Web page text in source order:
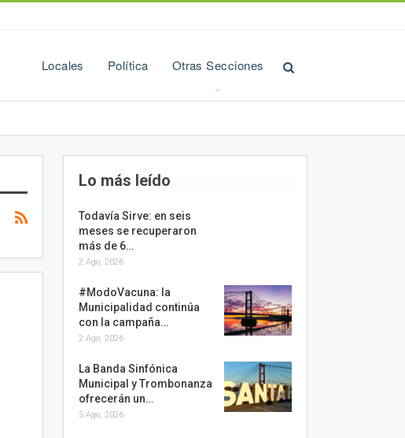
Locales Política Otras Secciones
Lo más leído
Todavía Sirve: en seis
meses se recuperaron
más de 6…
2 Ago, 2026
#ModoVacuna: la
Municipalidad continúa
con la campaña…
2 Ago, 2026
La Banda Sinfónica
Municipal y Trombonanza
ofrecerán un…
5 Ago, 2026